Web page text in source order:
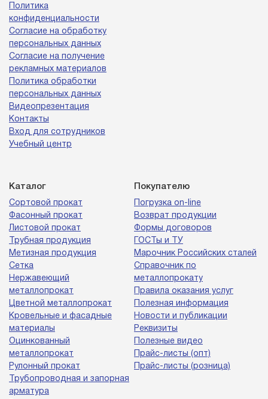
Политика
конфиденциальности
Согласие на обработку
персональных данных
Согласие на получение
рекламных материалов
Политика обработки
персональных данных
Видеопрезентация
Контакты
Вход для сотрудников
Учебный центр
Каталог
Сортовой прокат
Фасонный прокат
Листовой прокат
Трубная продукция
Метизная продукция
Сетка
Нержавеющий
металлопрокат
Цветной металлопрокат
Кровельные и фасадные
материалы
Оцинкованный
металлопрокат
Рулонный прокат
Трубопроводная и запорная
арматура
Покупателю
Погрузка on-line
Возврат продукции
Формы договоров
ГОСТы и ТУ
Марочник Российских сталей
Справочник по
металлопрокату
Правила оказания услуг
Полезная информация
Новости и публикации
Реквизиты
Полезные видео
Прайс-листы (опт)
Прайс-листы (розница)